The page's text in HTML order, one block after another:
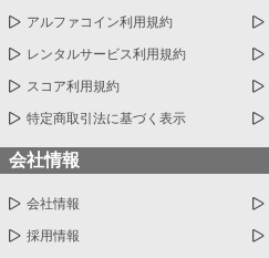
アルファコイン利用規約
レンタルサービス利用規約
スコア利用規約
特定商取引法に基づく表示
会社情報
会社情報
採用情報